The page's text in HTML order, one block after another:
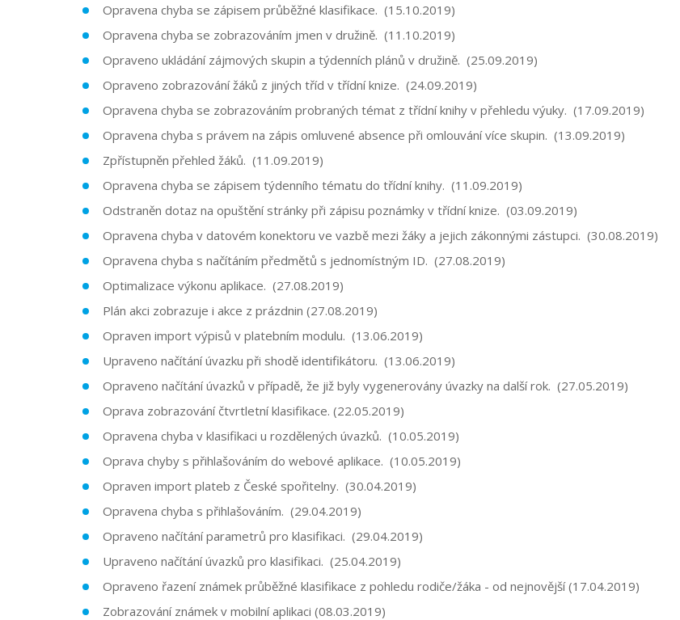
Opravena chyba se zápisem průběžné klasifikace. (15.10.2019)
Opravena chyba se zobrazováním jmen v družině. (11.10.2019)
Opraveno ukládání zájmových skupin a týdenních plánů v družině. (25.09.2019)
Opraveno zobrazování žáků z jiných tříd v třídní knize. (24.09.2019)
Opravena chyba se zobrazováním probraných témat z třídní knihy v přehledu výuky. (17.09.2019)
Opravena chyba s právem na zápis omluvené absence při omlouvání více skupin. (13.09.2019)
Zpřístupněn přehled žáků. (11.09.2019)
Opravena chyba se zápisem týdenního tématu do třídní knihy. (11.09.2019)
Odstraněn dotaz na opuštění stránky při zápisu poznámky v třídní knize. (03.09.2019)
Opravena chyba v datovém konektoru ve vazbě mezi žáky a jejich zákonnými zástupci. (30.08.2019)
Opravena chyba s načítáním předmětů s jednomístným ID. (27.08.2019)
Optimalizace výkonu aplikace. (27.08.2019)
Plán akci zobrazuje i akce z prázdnin (27.08.2019)
Opraven import výpisů v platebním modulu. (13.06.2019)
Upraveno načítání úvazku při shodě identifikátoru. (13.06.2019)
Opraveno načítání úvazků v případě, že již byly vygenerovány úvazky na další rok. (27.05.2019)
Oprava zobrazování čtvrtletní klasifikace. (22.05.2019)
Opravena chyba v klasifikaci u rozdělených úvazků. (10.05.2019)
Oprava chyby s přihlašováním do webové aplikace. (10.05.2019)
Opraven import plateb z České spořitelny. (30.04.2019)
Opravena chyba s přihlašováním. (29.04.2019)
Opraveno načítání parametrů pro klasifikaci. (29.04.2019)
Upraveno načítání úvazků pro klasifikaci. (25.04.2019)
Opraveno řazení známek průběžné klasifikace z pohledu rodiče/žáka - od nejnovější (17.04.2019)
Zobrazování známek v mobilní aplikaci (08.03.2019)